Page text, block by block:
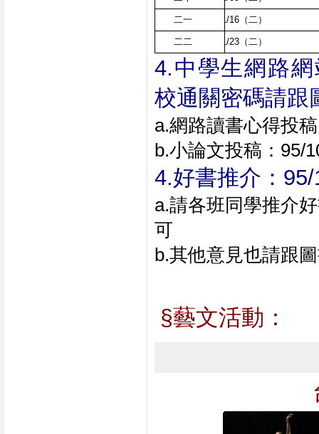
二一 01/16（二）
二二 01/23（二）
4.中學生網路網
校通關密碼請跟
a.網路讀書心得投
b.小論文投稿：95/
4.好書推介：
a.請各班同學推介
可
b.其他意見也請跟
§藝文活動：